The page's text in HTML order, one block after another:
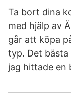
Ta bort dina
med hjälp av
går att köpa
typ. Det
jag hittade en